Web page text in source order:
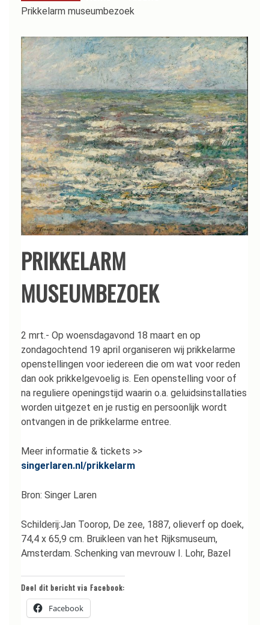
Prikkelarm museumbezoek
PRIKKELARM
MUSEUMBEZOEK
2 mrt.- Op woensdagavond 18 maart en op
zondagochtend 19 april organiseren wij prikkelarme
openstellingen voor iedereen die om wat voor reden
dan ook prikkelgevoelig is. Een openstelling voor of
na reguliere openingstijd waarin o.a. geluidsinstallaties
worden uitgezet en je rustig en persoonlijk wordt
ontvangen in de prikkelarme entree.
Meer informatie & tickets >>
singerlaren.nl/prikkelarm
Bron: Singer Laren
Schilderij:Jan Toorop, De zee, 1887, olieverf op doek,
74,4 x 65,9 cm. Bruikleen van het Rijksmuseum,
Amsterdam. Schenking van mevrouw I. Lohr, Bazel
Deel dit bericht via Facebook:
Facebook